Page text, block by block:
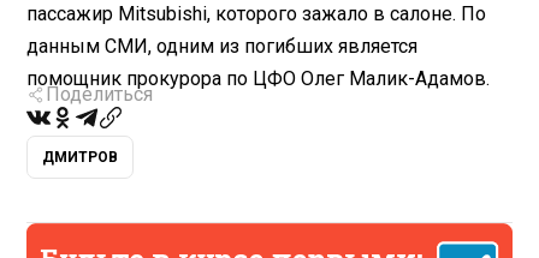
пассажир Mitsubishi, которого зажало в салоне. По
данным СМИ, одним из погибших является
помощник прокурора по ЦФО Олег Малик-Адамов.
Поделиться
ДМИТРОВ